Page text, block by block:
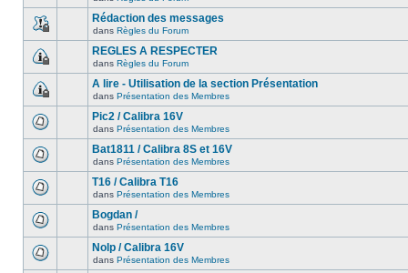
Rédaction des messages
dans Règles du Forum
REGLES A RESPECTER
dans Règles du Forum
A lire - Utilisation de la section Présentation
dans Présentation des Membres
Pic2 / Calibra 16V
dans Présentation des Membres
Bat1811 / Calibra 8S et 16V
dans Présentation des Membres
T16 / Calibra T16
dans Présentation des Membres
Bogdan /
dans Présentation des Membres
Nolp / Calibra 16V
dans Présentation des Membres